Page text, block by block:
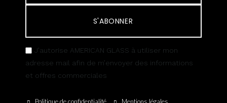
S'ABONNER
J’autorise AMERICAN GLASS à utiliser mon
adresse mail afin de m’envoyer des informations
et offres commerciales